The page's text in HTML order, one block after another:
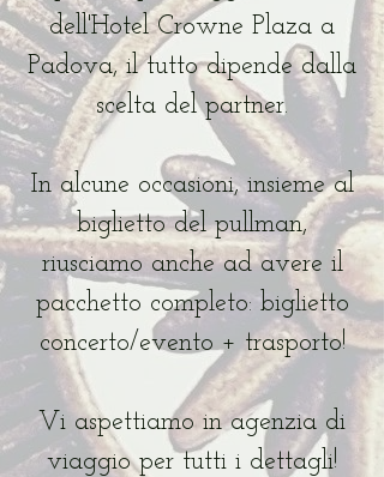
dell'Hotel Crowne Plaza a
Padova, il tutto dipende dalla
scelta del partner.
In alcune occasioni, insieme al
biglietto del pullman,
riusciamo anche ad avere il
pacchetto completo: biglietto
concerto/evento + trasporto!
Vi aspettiamo in agenzia di
viaggio per tutti i dettagli!